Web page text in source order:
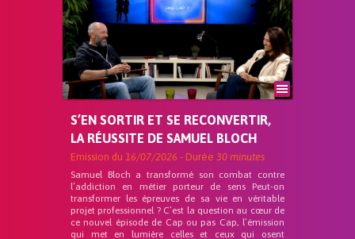
S’EN SORTIR ET SE RECONVERTIR,
LA RÉUSSITE DE SAMUEL BLOCH
Emission du 16/07/2026 - Durée 30 minutes
Samuel Bloch a transformé son combat contre
l’addiction en métier porteur de sens Peut-on
transformer les épreuves de sa vie en véritable
projet professionnel ? C’est la question au cœur de
ce nouvel épisode de Cap ou pas Cap, l’émission
qui met en lumière celles et ceux qui osent